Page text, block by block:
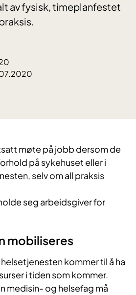
av fysisk, timeplanfestet
møte på jobb dersom de
på sykehuset eller i
selv om all praksis
seg arbeidsgiver for
mobiliseres
kommer til å ha
i tiden som kommer.
medisin- og helsefag må